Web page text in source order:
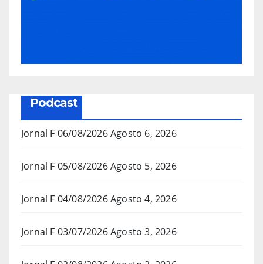
Podcast
Jornal F 06/08/2026Agosto 6, 2026
Jornal F 05/08/2026Agosto 5, 2026
Jornal F 04/08/2026Agosto 4, 2026
Jornal F 03/07/2026Agosto 3, 2026